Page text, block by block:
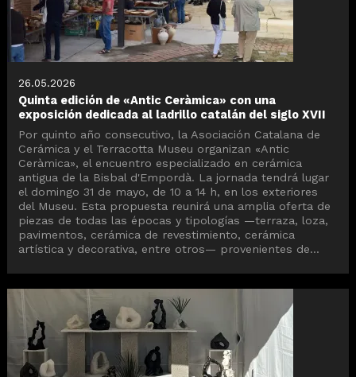
26.05.2026
Quinta edición de «Antic Ceràmica» con una
exposición dedicada al ladrillo catalán del siglo XVII
Por quinto año consecutivo, la Asociación Catalana de
Cerámica y el Terracotta Museu organizan «Antic
Ceràmica», el encuentro especializado en cerámica
antigua de la Bisbal d'Empordà. La jornada tendrá lugar
el domingo 31 de mayo, de 10 a 14 h, en los exteriores
del Museu. Esta propuesta reunirá una amplia oferta de
piezas de todas las épocas y tipologías —terraza, loza,
pavimentos, cerámica de revestimiento, cerámica
artística y decorativa, entre otros— provenientes de...